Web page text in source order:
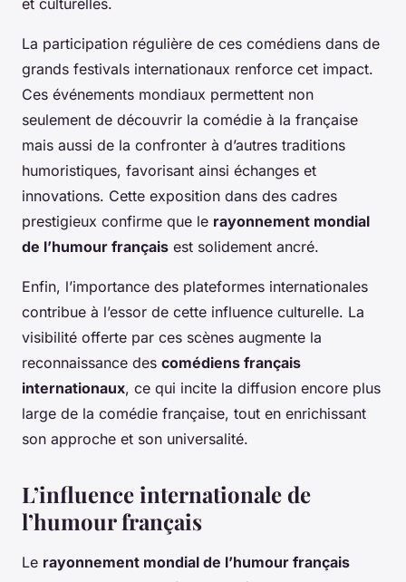
et culturelles.
La participation régulière de ces comédiens dans de
grands festivals internationaux renforce cet impact.
Ces événements mondiaux permettent non
seulement de découvrir la comédie à la française
mais aussi de la confronter à d’autres traditions
humoristiques, favorisant ainsi échanges et
innovations. Cette exposition dans des cadres
prestigieux confirme que le rayonnement mondial
de l’humour français est solidement ancré.
Enfin, l’importance des plateformes internationales
contribue à l’essor de cette influence culturelle. La
visibilité offerte par ces scènes augmente la
reconnaissance des comédiens français
internationaux, ce qui incite la diffusion encore plus
large de la comédie française, tout en enrichissant
son approche et son universalité.
L’influence internationale de
l’humour français
Le rayonnement mondial de l’humour français